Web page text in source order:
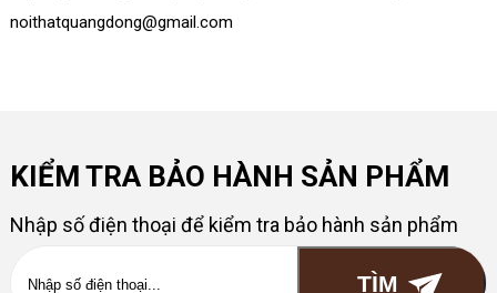
noithatquangdong@gmail.com
KIỂM TRA BẢO HÀNH SẢN PHẨM
Nhập số điện thoại để kiểm tra bảo hành sản phẩm